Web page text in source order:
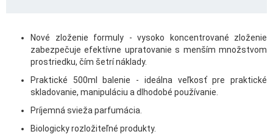
Nové zloženie formuly - vysoko koncentrované zloženie
zabezpečuje efektívne upratovanie s menším množstvom
prostriedku, čím šetrí náklady.
Praktické 500ml balenie - ideálna veľkosť pre praktické
skladovanie, manipuláciu a dlhodobé používanie.
Príjemná svieža parfumácia.
Biologicky rozložiteľné produkty.